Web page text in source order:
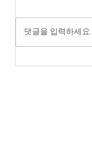
댓글을 입력하세요.